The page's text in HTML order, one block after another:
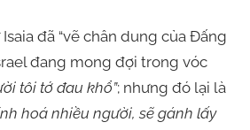
đã “vẽ chân dung của Đấng
đang mong đợi trong vóc
tôi tớ đau khổ”; nhưng đó lại là
hoá nhiều người, sẽ gánh lấy